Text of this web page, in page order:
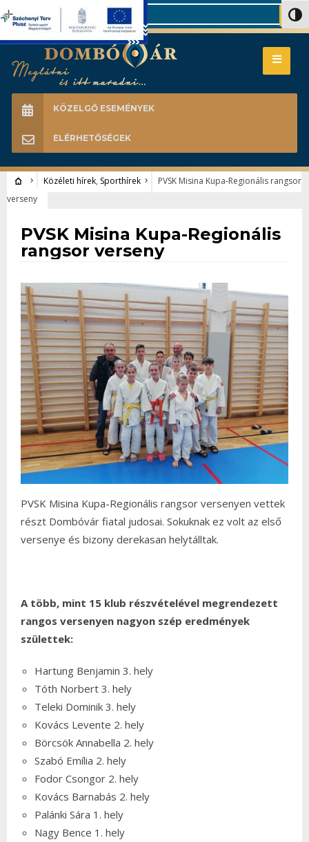
Search
KÖZELGŐ ESEMÉNYEK
ELÉRHETŐSÉGEK
Közéleti hírek, Sporthírek
PVSK Misina Kupa-Regionális rangsor
verseny
PVSK Misina Kupa-Regionális
rangsor verseny
PVSK Misina Kupa-Regionális rangsor versenyen vettek
részt Dombóvár fiatal judosai. Sokuknak ez volt az első
versenye és bizony derekasan helytálltak.
A több, mint 15 klub részvételével megrendezett
rangos versenyen nagyon szép eredmények
születtek:
Hartung Benjamin 3. hely
Tóth Norbert 3. hely
Teleki Dominik 3. hely
Kovács Levente 2. hely
Börcsök Annabella 2. hely
Szabó Emília 2. hely
Fodor Csongor 2. hely
Kovács Barnabás 2. hely
Palánki Sára 1. hely
Nagy Bence 1. hely